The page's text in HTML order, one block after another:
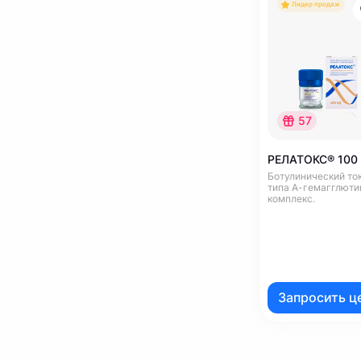
Лидер продаж
57
РЕЛАТОКС® 100
Ботулинический
типа А-
комплекс.
Запросить